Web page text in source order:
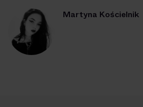
Martyna Kościelnik